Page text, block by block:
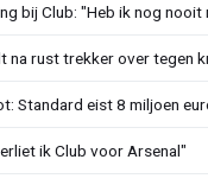
bij Club: "Heb ik nog nooit
na rust trekker over tegen
Standard eist 8 miljoen
ik Club voor Arsenal"